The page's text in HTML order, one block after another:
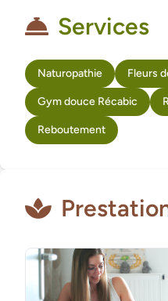
Services
Naturopathie Fleurs
Gym douce Récabic
Reboutement